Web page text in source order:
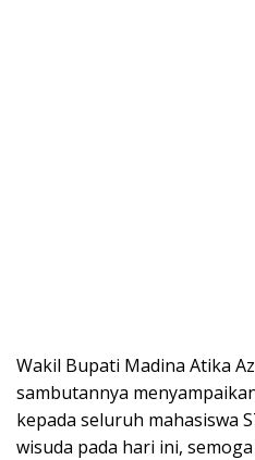
Wakil Bupati Madina Atika
sambutannya
kepada seluruh mahasiswa
wisuda pada hari ini,